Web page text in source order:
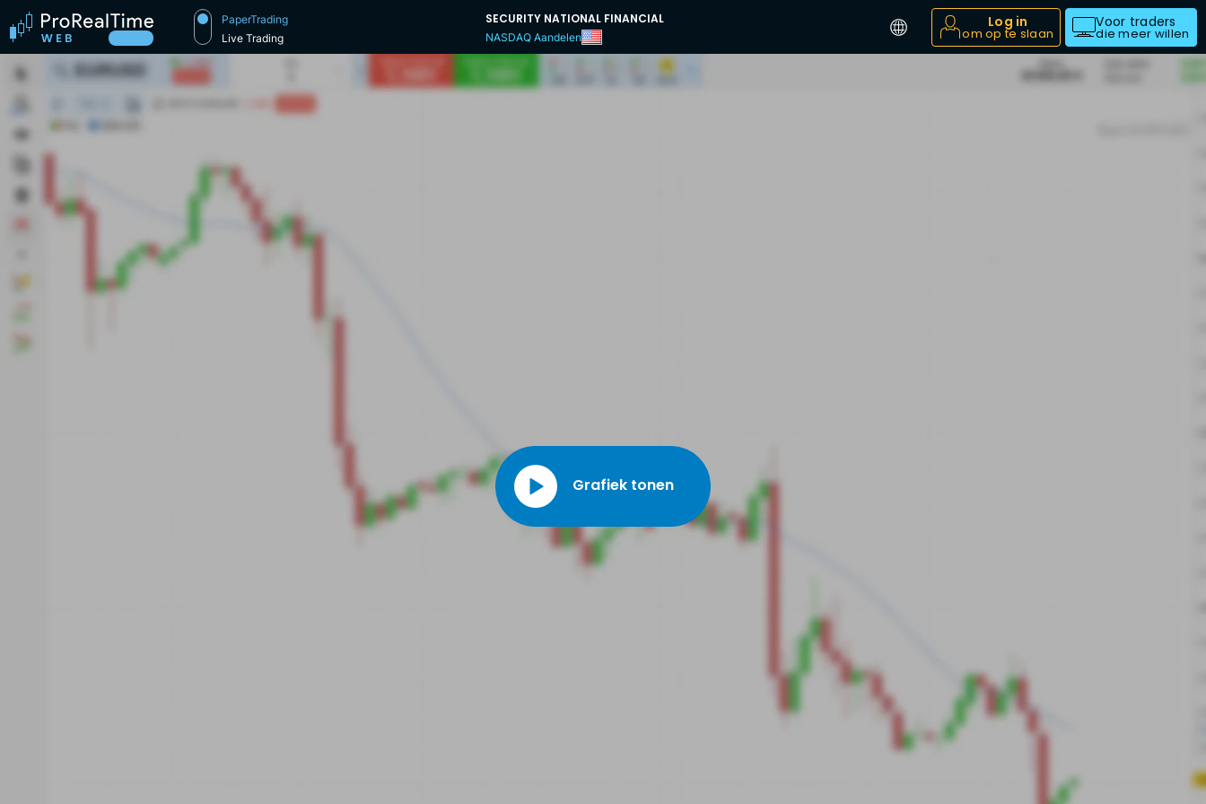
PaperTrading
Live Trading
SECURITY NATIONAL FINANCIAL
NASDAQ Aandelen
Log in
om op te slaan
Voor traders
die meer willen
Grafiek tonen